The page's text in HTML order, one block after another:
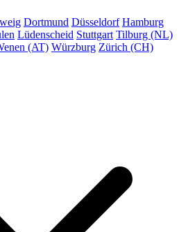
Dortmund Düsseldorf Hamburg
Lüdenscheid Stuttgart Tilburg (NL)
(AT) Würzburg Zürich (CH)